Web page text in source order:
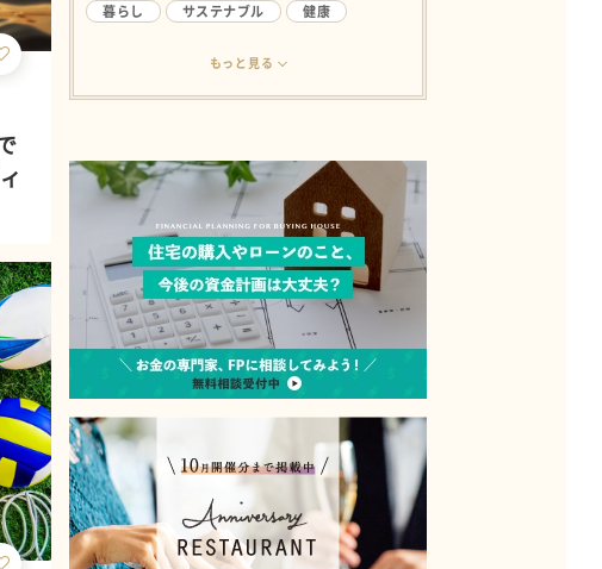
暮らし
サステナブル
健康
もっと見る